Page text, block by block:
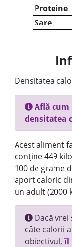
Proteine
Sare
Densitatea
Află cum
densitatea
Acest aliment
conține 449
100 de grame
aport caloric
un adult (2000
Dacă vrei
câte calorii
obiectivul,îl